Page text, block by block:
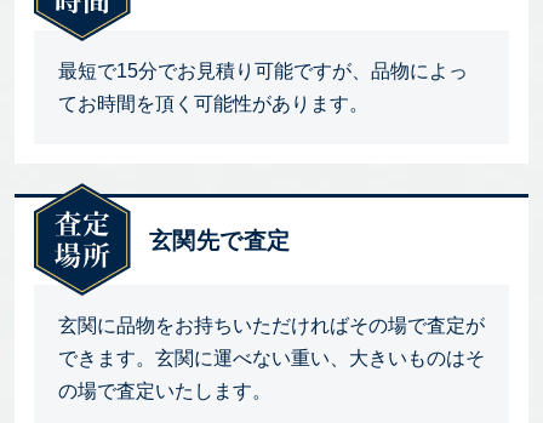
最短で15分でお見積り可能ですが、品物によっ
てお時間を頂く可能性があります。
玄関先で査定
玄関に品物をお持ちいただければその場で査定が
できます。玄関に運べない重い、大きいものはそ
の場で査定いたします。